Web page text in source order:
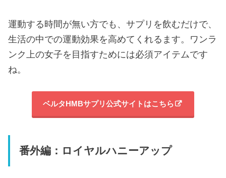
運動する時間が無い方でも、サプリを飲むだけで、
生活の中での運動効果を高めてくれるます。ワンラ
ンク上の女子を目指すためには必須アイテムです
ね。
ベルタHMBサプリ公式サイトはこちら
番外編：ロイヤルハニーアップ